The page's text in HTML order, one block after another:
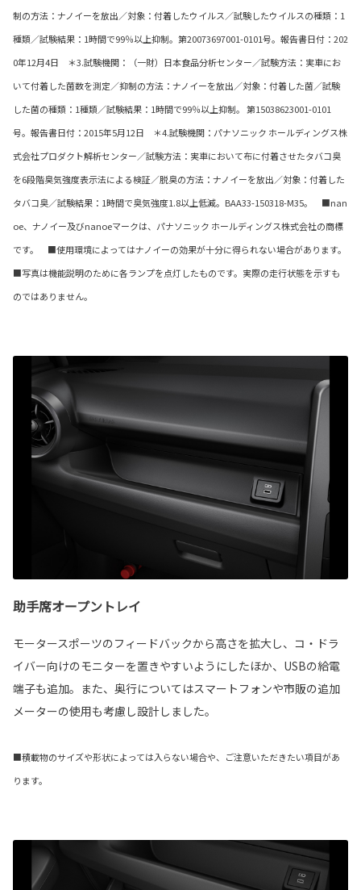
制の方法：ナノイーを放出／対象：付着したウイルス／試験したウイルスの種類：1
種類／試験結果：1時間で99％以上抑制。第20073697001-0101号。報告書日付：202
0年12月4日 ＊3.試験機関：（一財）日本食品分析センター／試験方法：実車にお
いて付着した菌数を測定／抑制の方法：ナノイーを放出／対象：付着した菌／試験
した菌の種類：1種類／試験結果：1時間で99％以上抑制。 第15038623001-0101
号。報告書日付：2015年5月12日 ＊4.試験機関：パナソニック ホールディングス株
式会社プロダクト解析センター／試験方法：実車において布に付着させたタバコ臭
を6段階臭気強度表示法による検証／脱臭の方法：ナノイーを放出／対象：付着した
タバコ臭／試験結果：1時間で臭気強度1.8以上低減。BAA33-150318-M35。 ■nan
oe、ナノイー及びnanoeマークは、パナソニック ホールディングス株式会社の商標
です。 ■使用環境によってはナノイーの効果が十分に得られない場合があります。
■写真は機能説明のために各ランプを点灯したものです。実際の走行状態を示すも
のではありません。
助手席オープントレイ
モータースポーツのフィードバックから高さを拡大し、コ・ドラ
イバー向けのモニターを置きやすいようにしたほか、USBの給電
端子も追加。また、奥行についてはスマートフォンや市販の追加
メーターの使用も考慮し設計しました。
■積載物のサイズや形状によっては入らない場合や、ご注意いただきたい項目があ
ります。